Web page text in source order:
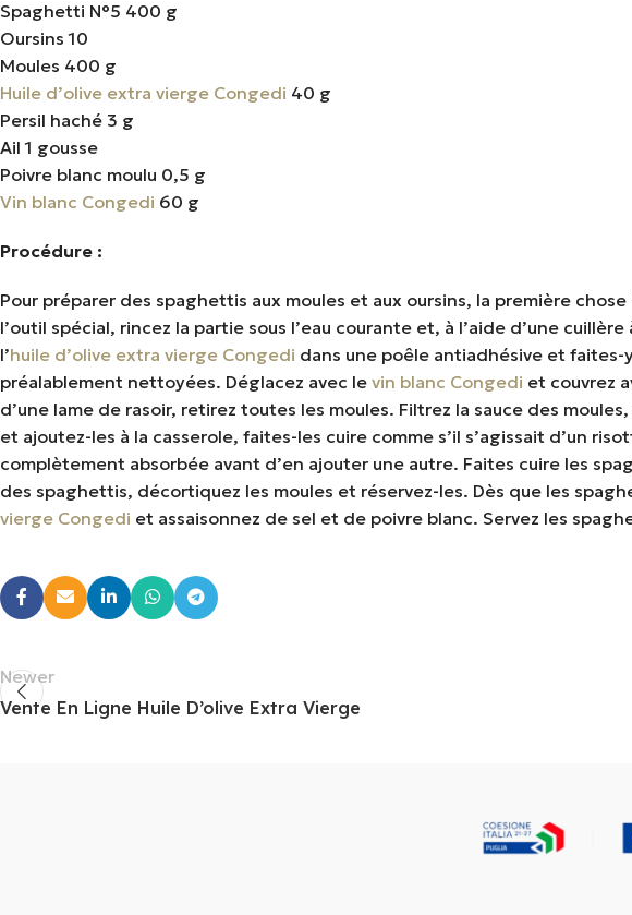
Spaghetti N°5 400 g
Oursins 10
Moules 400 g
Huile d’olive extra vierge Congedi 40 g
Persil haché 3 g
Ail 1 gousse
Poivre blanc moulu 0,5 g
Vin blanc Congedi 60 g
Procédure :
Pour préparer des spaghettis aux moules et aux oursins, la première
l’outil spécial, rincez la partie sous l’eau courante et, à l’aide d’une
l’huile d’olive extra vierge Congedi dans une poêle antiadhésive et faites-
préalablement nettoyées. Déglacez avec le vin blanc Congedi et couvrez
d’une lame de rasoir, retirez toutes les moules. Filtrez la sauce des
et ajoutez-les à la casserole, faites-les cuire comme s’il s’agissait d’un
complètement absorbée avant d’en ajouter une autre. Faites cuire les
des spaghettis, décortiquez les moules et réservez-les. Dès que les
vierge Congedi et assaisonnez de sel et de poivre blanc. Servez les
Newer
Vente En Ligne Huile D’olive Extra Vierge